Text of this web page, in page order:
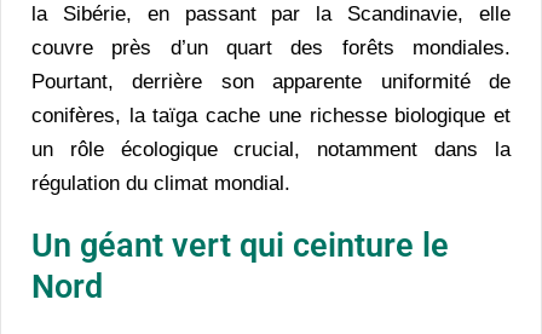
la Sibérie, en passant par la Scandinavie, elle
couvre près d’un quart des forêts mondiales.
Pourtant, derrière son apparente uniformité de
conifères, la taïga cache une richesse biologique et
un rôle écologique crucial, notamment dans la
régulation du climat mondial.
Un géant vert qui ceinture le
Nord